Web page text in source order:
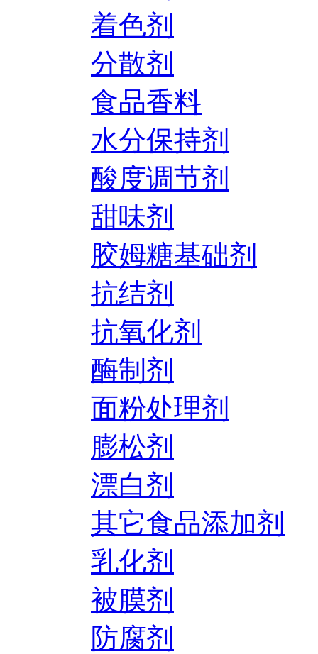
着色剂
分散剂
食品香料
水分保持剂
酸度调节剂
甜味剂
胶姆糖基础剂
抗结剂
抗氧化剂
酶制剂
面粉处理剂
膨松剂
漂白剂
其它食品添加剂
乳化剂
被膜剂
防腐剂